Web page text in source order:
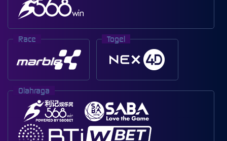
Race Togel
Olahraga